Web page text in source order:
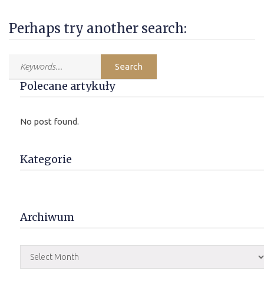
Perhaps try another search:
Polecane artykuły
No post found.
Kategorie
Archiwum